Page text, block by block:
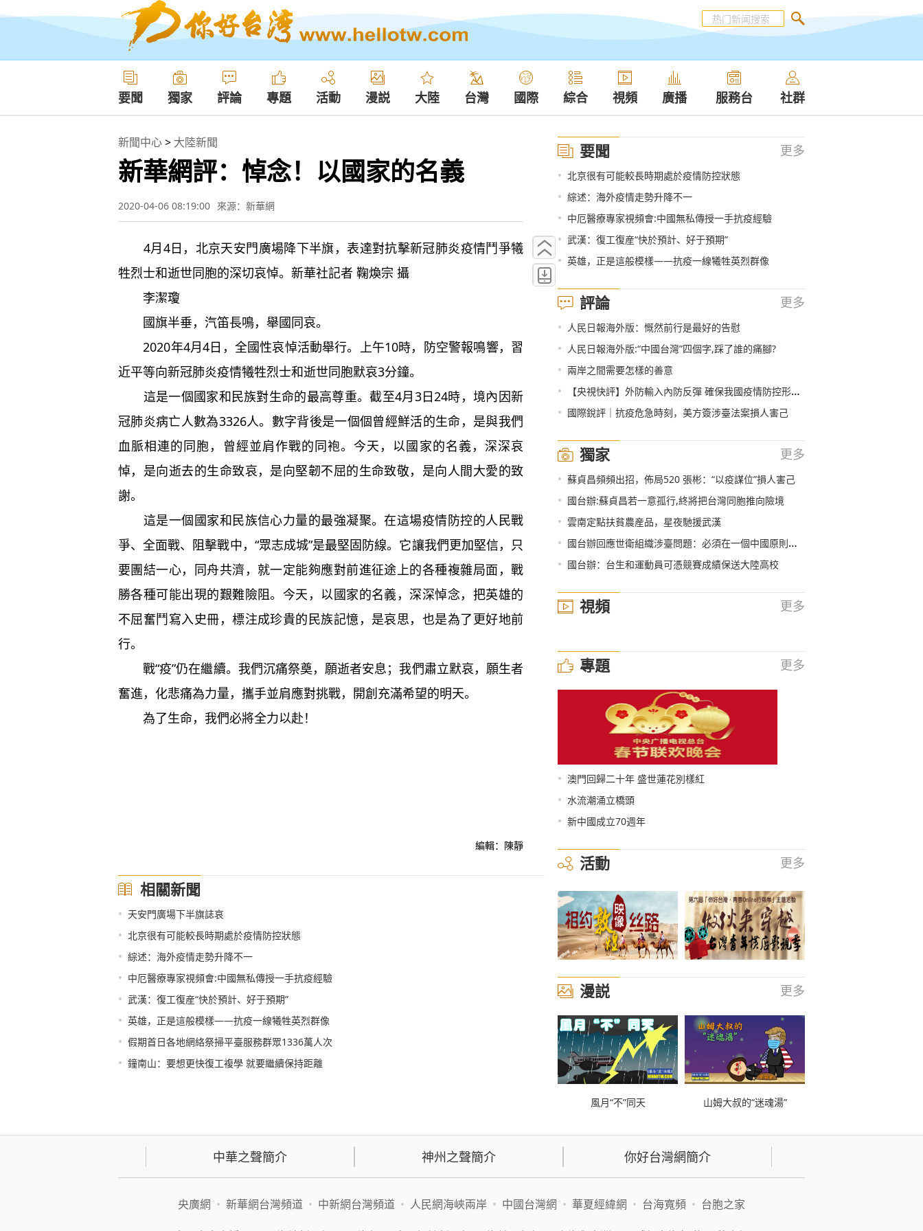
要聞 獨家 評論 專題 活動 漫説 大陸 台灣 國際 綜合 視頻 廣播 服務台 社群
新聞中心> 大陸新聞
新華網評：悼念！以國家的名義
2020-04-06 08:19:00 來源：新華網
4月4日，北京天安門廣場降下半旗，表達對抗擊新冠肺炎疫情鬥爭犧
牲烈士和逝世同胞的深切哀悼。新華社記者 鞠煥宗 攝
李潔瓊
國旗半垂，汽笛長鳴，舉國同哀。
2020年4月4日，全國性哀悼活動舉行。上午10時，防空警報鳴響，習
近平等向新冠肺炎疫情犧牲烈士和逝世同胞默哀3分鐘。
這是一個國家和民族對生命的最高尊重。截至4月3日24時，境內因新
冠肺炎病亡人數為3326人。數字背後是一個個曾經鮮活的生命，是與我們
血脈相連的同胞，曾經並肩作戰的同袍。今天，以國家的名義，深深哀
悼，是向逝去的生命致哀，是向堅韌不屈的生命致敬，是向人間大愛的致
謝。
這是一個國家和民族信心力量的最強凝聚。在這場疫情防控的人民戰
爭、全面戰、阻擊戰中，“眾志成城”是最堅固防線。它讓我們更加堅信，只
要團結一心，同舟共濟，就一定能夠應對前進征途上的各種複雜局面，戰
勝各種可能出現的艱難險阻。今天，以國家的名義，深深悼念，把英雄的
不屈奮鬥寫入史冊，標注成珍貴的民族記憶，是哀思，也是為了更好地前
行。
戰“疫”仍在繼續。我們沉痛祭奠，願逝者安息；我們肅立默哀，願生者
奮進，化悲痛為力量，攜手並肩應對挑戰，開創充滿希望的明天。
為了生命，我們必將全力以赴！
編輯：陳靜
相關新聞
• 天安門廣場下半旗誌哀
• 北京很有可能較長時期處於疫情防控狀態
• 綜述：海外疫情走勢升降不一
• 中厄醫療專家視頻會:中國無私傳授一手抗疫經驗
• 武漢：復工復産“快於預計、好于預期”
• 英雄，正是這般模樣——抗疫一線犧牲英烈群像
• 假期首日各地網絡祭掃平臺服務群眾1336萬人次
• 鐘南山：要想更快復工複學 就要繼續保持距離
要聞 更多
• 北京很有可能較長時期處於疫情防控狀態
• 綜述：海外疫情走勢升降不一
• 中厄醫療專家視頻會:中國無私傳授一手抗疫經驗
• 武漢：復工復産“快於預計、好于預期”
• 英雄，正是這般模樣——抗疫一線犧牲英烈群像
評論 更多
• 人民日報海外版：慨然前行是最好的告慰
• 人民日報海外版:“中國台灣”四個字,踩了誰的痛腳?
• 兩岸之間需要怎樣的善意
• 【央視快評】外防輸入內防反彈 確保我國疫情防控形勢持續向好
• 國際銳評｜抗疫危急時刻，美方簽涉臺法案損人害己
獨家 更多
• 蘇貞昌頻頻出招，佈局520 張彬：“以疫謀位”損人害己
• 國台辦:蘇貞昌若一意孤行,終將把台灣同胞推向險境
• 雲南定點扶貧農産品，星夜馳援武漢
• 國台辦回應世衛組織涉臺問題：必須在一個中國原則下處理
• 國台辦：台生和運動員可憑競賽成績保送大陸高校
視頻 更多
專題 更多
• 澳門回歸二十年 盛世蓮花別樣紅
• 水流潮涌立橋頭
• 新中國成立70週年
活動 更多
漫説 更多
風月“不”同天 山姆大叔的“迷魂湯”
中華之聲簡介 神州之聲簡介 你好台灣網簡介
央廣網 • 新華網台灣頻道 • 中新網台灣頻道 • 人民網海峽兩岸 • 中國台灣網 • 華夏經緯網 • 台海寬頻 • 台胞之家